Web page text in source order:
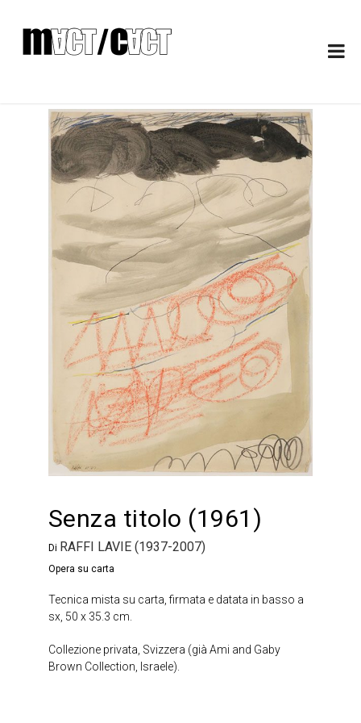
Senza titolo (1961)
Di RAFFI LAVIE (1937-2007)
Opera su carta
Tecnica mista su carta, firmata e datata in basso a
sx, 50 x 35.3 cm.
Collezione privata, Svizzera (già Ami and Gaby
Brown Collection, Israele).